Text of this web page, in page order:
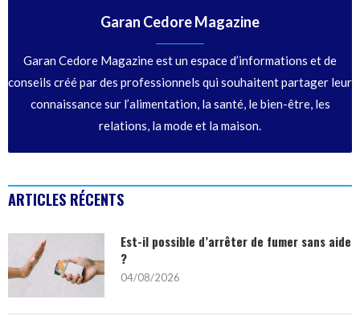
Garan Cedore Magazine
Garan Cedore Magazine est un espace d’informations et de
conseils créé par des professionnels qui souhaitent partager leur
connaissance sur l’alimentation, la santé, le bien-être, les
relations, la mode et la maison.
ARTICLES RÉCENTS
Est-il possible d’arrêter de fumer sans aide
?
04/08/2026